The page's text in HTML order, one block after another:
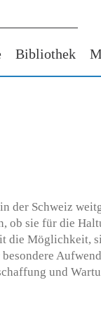
Bibliothek
der Schweiz
ob sie für die
die Möglichkeit,
und